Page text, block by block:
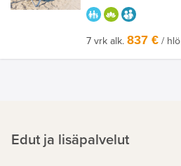
PARASTA PERHEELLE
HYVÄÄN OLOON
7 vrk alk.837 € / hlö
Edut ja lisäpalvelut